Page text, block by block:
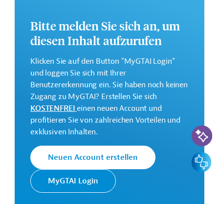
Ziele erreichen:
Annex 1: Verbesserung der Lebensgrundlagen und
des Zugangs zu grundlegenden Dienstleistungen mit
Fokus auf Bevölkerungsgruppen, die von Konflikten
und Klimawandel im Tschad, Südsudan und in der
Zentralafrikanischen Republik betroffen sind;
Annex 2: Stärkung der Widerstandsfähigkeit der
westafrikanischen Küstenländer gegenüber der
Ausbreitung des Terrorismus, mit Fokus auf dem
Annex 3: Verbesserung der sozialen und
wirtschaftlichen Widerstandsfähigkeit Pakistans
gegenüber den Auswirkungen des Klimawandels;
Annex 4: Stärkung der Reaktionsfähigkeit Ecuadors
Bitte melden Sie sich an, um
diesen Inhalt aufzurufen
Klicken Sie auf den Button "MyGTAI Login"
und loggen Sie sich mit Ihrer
Benutzererkennung ein. Sie haben noch keinen
Zugang zu MyGTAI? Erstellen Sie sich
KOSTENFREIeinen neuen Account und
profitieren Sie von zahlreichen Vorteilen und
exklusiven Inhalten.
Neuen Account erstellen
MyGTAI Login
KI-